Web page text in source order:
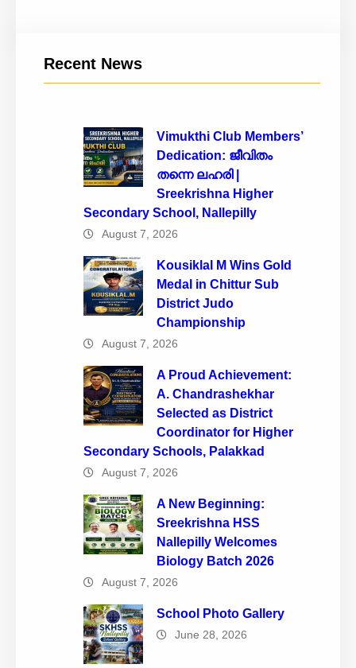
Recent News
Vimukthi Club Members’
Dedication: ജീവിതം
തന്നെ ലഹരി |
Sreekrishna Higher
Secondary School, Nallepilly
August 7, 2026
Kousiklal M Wins Gold
Medal in Chittur Sub
District Judo
Championship
August 7, 2026
A Proud Achievement:
A. Chandrashekhar
Selected as District
Coordinator for Higher
Secondary Schools, Palakkad
August 7, 2026
A New Beginning:
Sreekrishna HSS
Nallepilly Welcomes
Biology Batch 2026
August 7, 2026
School Photo Gallery
June 28, 2026